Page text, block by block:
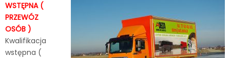
WSTĘPNA (
PRZEWÓZ
OSÓB )
Kwalifikacja
wstępna (